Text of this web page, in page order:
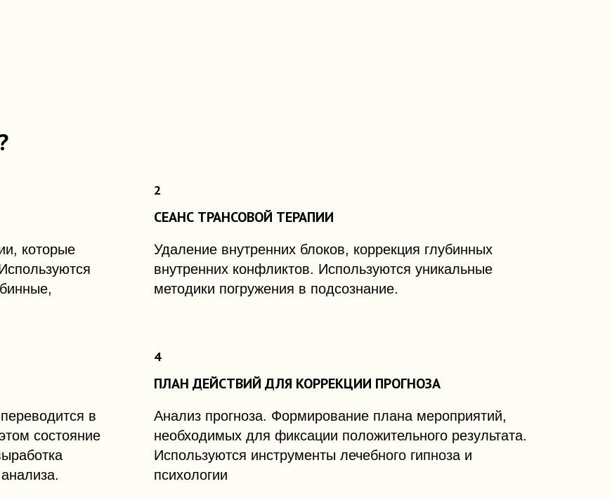
которые
СЕАНС ТРАНСОВОЙ ТЕРАПИИ
Удаление внутренних блоков, коррекция глубинных
внутренних конфликтов. Используются уникальные
методики погружения в подсознание.
в
состояние
ПЛАН ДЕЙСТВИЙ ДЛЯ КОРРЕКЦИИ ПРОГНОЗА
Анализ прогноза. Формирование плана мероприятий,
необходимых для фиксации положительного результата.
Используются инструменты лечебного гипноза и
психологии